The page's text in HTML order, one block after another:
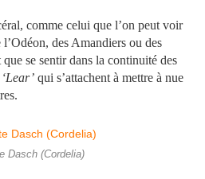
comme celui que l’on peut voir
des Amandiers ou des
se sentir dans la continuité des
‘Lear’ qui s’attachent à mettre à nue
Dasch (Cordelia)